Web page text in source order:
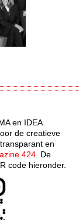
en IDEA
de creatieve
en
424. De
code hieronder.